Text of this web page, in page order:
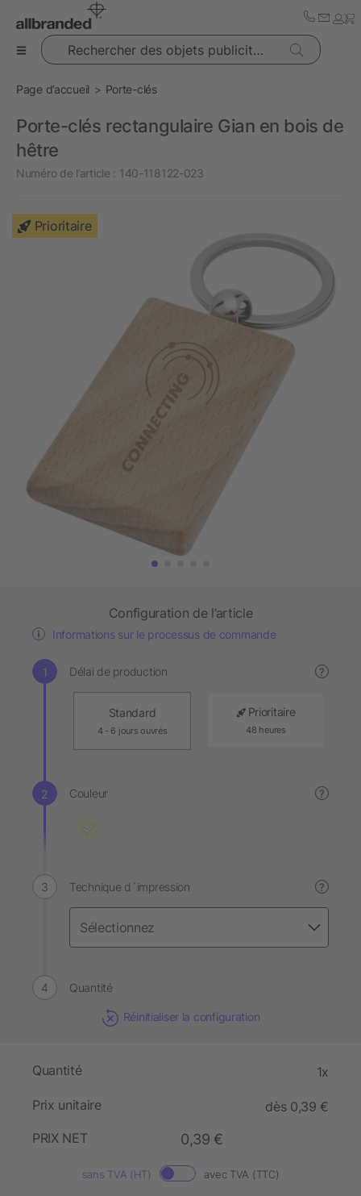
Rechercher des objets publicitaires
Page d’accueil Porte-clés
Porte-clés rectangulaire Gian en bois de
hêtre
Numéro de l’article : 140-118122-023
Prioritaire
Configuration de l’article
Informations sur le processus de commande
Délai de production ?
Standard
4 - 6 jours ouvrés
Prioritaire
48 heures
Couleur ?
Technique d´impression ?
Quantité
Réinitialiser la configuration
Quantité 1x
Prix unitaire
dès 0,39 €
PRIX NET
0,39 €
sans TVA (HT) avec TVA (TTC)